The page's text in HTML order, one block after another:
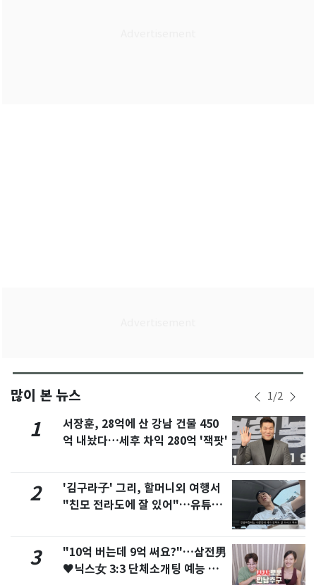
많이 본 뉴스 1/2
1
서장훈, 28억에 산 강남 건물 450
억 내놨다…세후 차익 280억 '잭팟'
2
'김구라子' 그리, 할머니외 여행서
"친모 전라도에 잘 있어"…유튜브
3
"10억 버는데 9억 써요?"…삼전男
♥닉스女 3:3 단체소개팅 예능 화